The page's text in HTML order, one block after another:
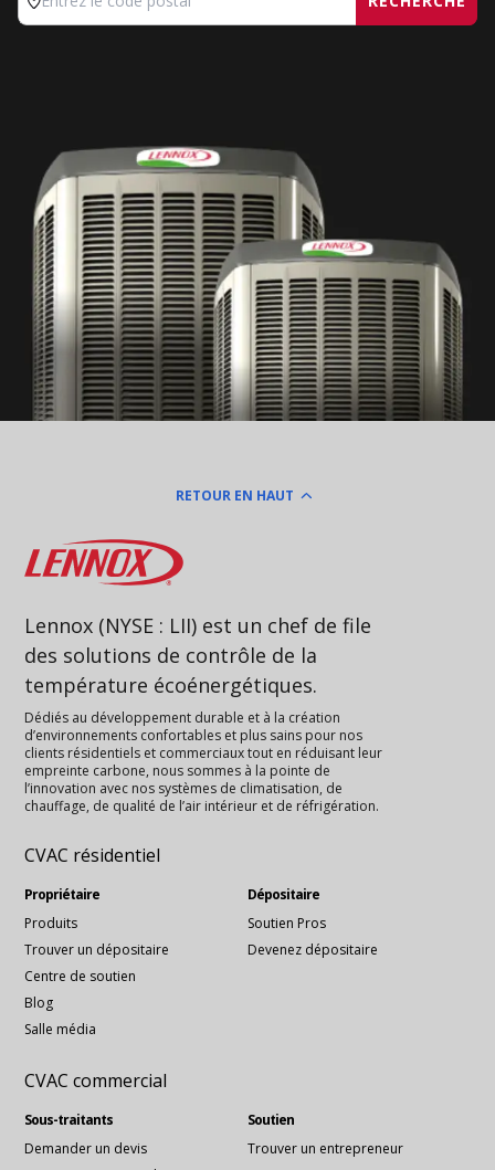
Entrez le code postal
RETOUR EN HAUT
Lennox
Lennox (NYSE : LII) est un chef de file
des solutions de contrôle de la
température écoénergétiques.
Dédiés au développement durable et à la création
d’environnements confortables et plus sains pour nos
clients résidentiels et commerciaux tout en réduisant leur
empreinte carbone, nous sommes à la pointe de
l’innovation avec nos systèmes de climatisation, de
chauffage, de qualité de l’air intérieur et de réfrigération.
CVAC résidentiel
Propriétaire
Produits
Trouver un dépositaire
Centre de soutien
Blog
Salle média
Dépositaire
Soutien Pros
Devenez dépositaire
CVAC commercial
Sous-traitants
Demander un devis
Soutien
Trouver un entrepreneur